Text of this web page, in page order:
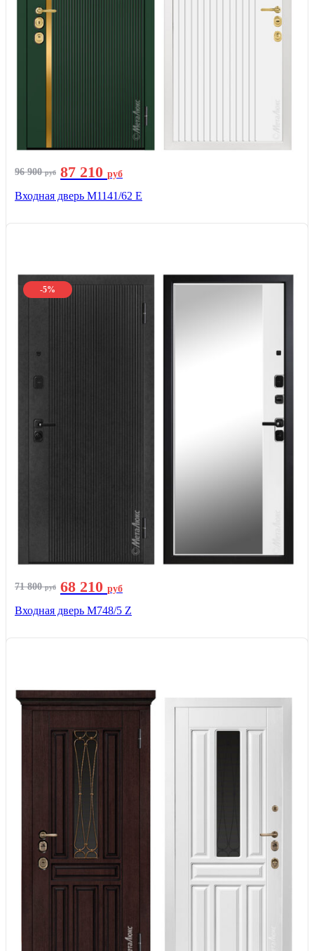
96 900руб 87 210 руб
Входная дверь М1141/62 Е
-5%
71 800руб 68 210 руб
Входная дверь М748/5 Z